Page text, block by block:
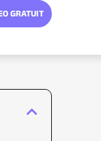
GRATUIT